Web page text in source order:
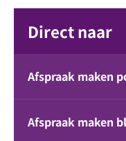
Direct naar
Afspraak maken
Afspraak maken